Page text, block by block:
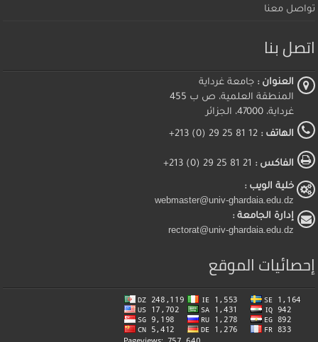
تواصل معنا
اتصل بنا
العنوان : جامعة غرداية
المنطقة العلمية، ص ب 455
غرداية، 47000، الجزائر
الهاتف : 12 81 25 29 (0) 213+
الفاكس :
خلية الويب :
webmaster@univ-ghardaia.edu.dz
إدارة الجامعة :
rectorat@univ-ghardaia.edu.dz
إحصائيات الموقع